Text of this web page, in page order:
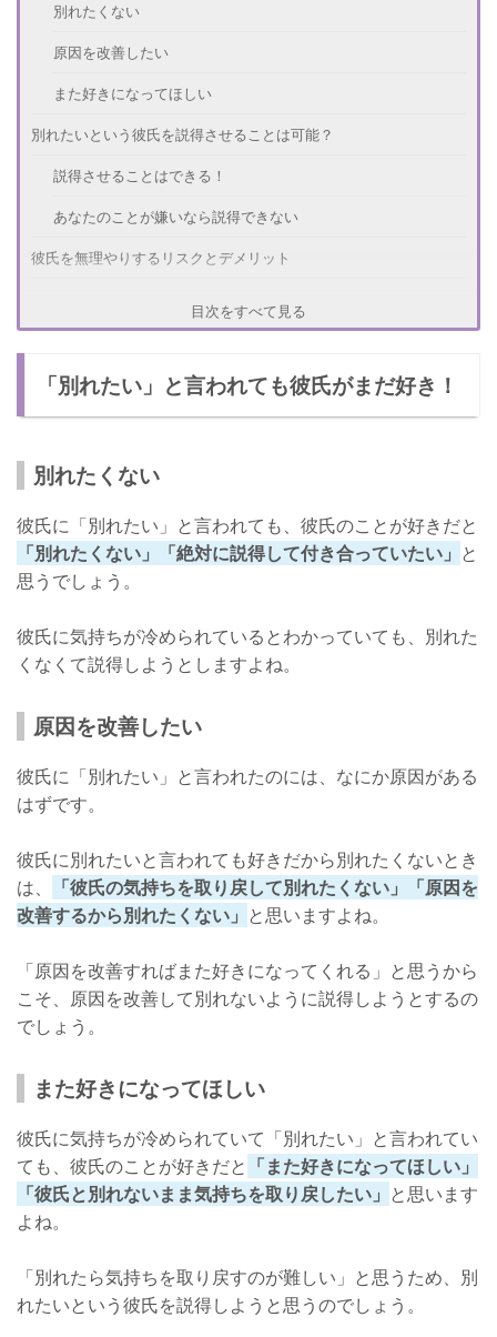
別れたくない
原因を改善したい
また好きになってほしい
別れたいという彼氏を説得させることは可能？
説得させることはできる！
あなたのことが嫌いなら説得できない
彼氏を無理やりするリスクとデメリット
関係がうまくいかない
説得させたあとの関係性はどうなる？
あなたが追う側になる
別れることになる
別れたいと言う彼氏への正しい対応とは
目次をすべて見る
「別れたい」と言われても彼氏がまだ好き！
別れたくない
彼氏に「別れたい」と言われても、彼氏のことが好きだと
「別れたくない」「絶対に説得して付き合っていたい」 と
思うでしょう。
彼氏に気持ちが冷められているとわかっていても、別れた
くなくて説得しようとしますよね。
原因を改善したい
彼氏に「別れたい」と言われたのには、なにか原因がある
はずです。
彼氏に別れたいと言われても好きだから別れたくないとき
は、
「彼氏の気持ちを取り戻して別れたくない」「原因を
改善するから別れたくない」 と思いますよね。
「原因を改善すればまた好きになってくれる」と思うから
こそ、原因を改善して別れないように説得しようとするの
でしょう。
また好きになってほしい
彼氏に気持ちが冷められていて「別れたい」と言われてい
ても、彼氏のことが好きだと 「また好きになってほしい」
「彼氏と別れないまま気持ちを取り戻したい」 と思います
よね。
「別れたら気持ちを取り戻すのが難しい」と思うため、別
れたいという彼氏を説得しようと思うのでしょう。